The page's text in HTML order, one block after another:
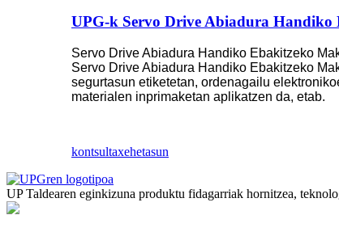
UPG-k Servo Drive Abiadura Handiko
Servo Drive Abiadura Handiko Ebakitzeko
Servo Drive Abiadura Handiko Ebakitzeko
segurtasun etiketetan, ordenagailu
materialen inprimaketan aplikatzen da, etab.
kontsultaxehetasun
UP Taldearen eginkizuna produktu fidagarriak hornitzea,